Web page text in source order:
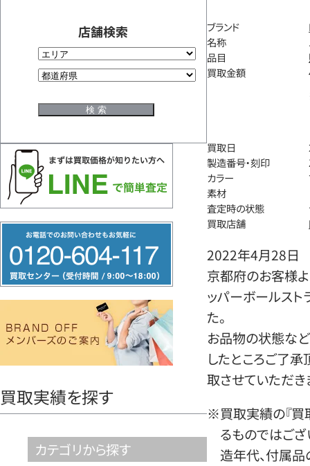
店舗検索
リ
ー
ヤ
買取実績を探す
カテゴリから探す
ブランド
名称
品目
買取金額
買取日
製造番号・刻印
カラー
素材
査定時の状態
買取店舗
2022年4月28日
京都府のお客様
ッパーボールス
た。
お品物の状態など
したところご了
取させていただき
※買取実績の『買
るものではござ
造年代、付属品